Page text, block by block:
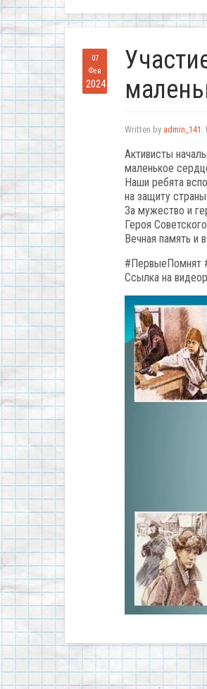
07
Фев
2024
Written by admin_141 .
Активисты
маленькое
Наши ребята
на защиту
За мужество и
Героя
Вечная память и
#ПервыеПомнят
Ссылка на